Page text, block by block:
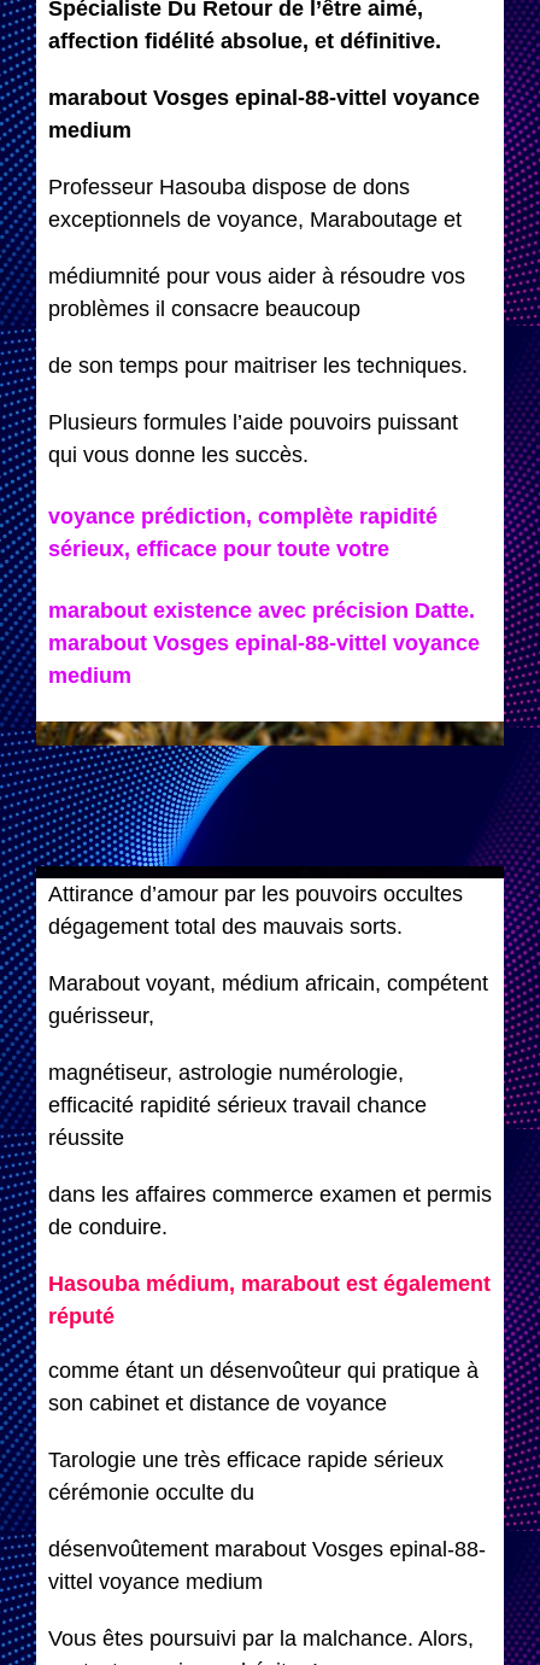
Spécialiste Du Retour de l’être aimé,
affection fidélité absolue, et définitive.
marabout Vosges epinal-88-vittel voyance
medium
Professeur Hasouba dispose de dons
exceptionnels de voyance, Maraboutage et
médiumnité pour vous aider à résoudre vos
problèmes il consacre beaucoup
de son temps pour maitriser les techniques.
Plusieurs formules l’aide pouvoirs puissant
qui vous donne les succès.
voyance prédiction, complète rapidité
sérieux, efficace pour toute votre
marabout existence avec précision Datte.
marabout Vosges epinal-88-vittel voyance
medium
Attirance d’amour par les pouvoirs occultes
dégagement total des mauvais sorts.
Marabout voyant, médium africain, compétent
guérisseur,
magnétiseur, astrologie numérologie,
efficacité rapidité sérieux travail chance
réussite
dans les affaires commerce examen et permis
de conduire.
Hasouba médium, marabout est également
réputé
comme étant un désenvoûteur qui pratique à
son cabinet et distance de voyance
Tarologie une très efficace rapide sérieux
cérémonie occulte du
désenvoûtement marabout Vosges epinal-88-
vittel voyance medium
Vous êtes poursuivi par la malchance. Alors,